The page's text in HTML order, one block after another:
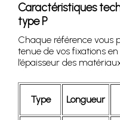
Caractéristiques
type P
Chaque référence vous
tenue de vos fixations
l’épaisseur des
Type Longueur